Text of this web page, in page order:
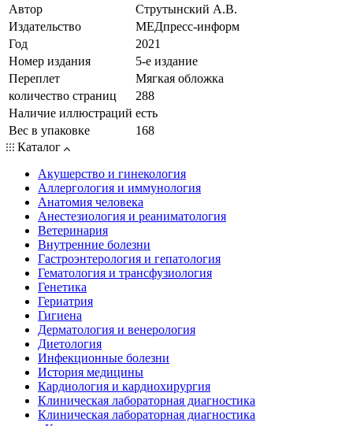
Автор
Струтынский А.В.
Издательство
МЕДпресс-информ
Год
2021
Номер издания
5-е издание
Переплет
Мягкая обложка
количество страниц
288
Наличие иллюстраций есть
Вес в упаковке
168
Каталог
Акушерство и гинекология
Аллергология и иммунология
Анатомия человека
Анестезиология и реаниматология
Ветеринария
Внутренние болезни
Гастроэнтерология и гепатология
Гематология и трансфузиология
Генетика
Гериатрия
Гигиена
Дерматология и венерология
Диетология
Инфекционные болезни
История медицины
Кардиология и кардиохирургия
Клиническая лабораторная диагностика
Клиническая лабораторная диагностика